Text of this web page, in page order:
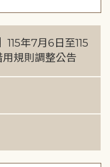
115年7月6日至115
規則調整公告